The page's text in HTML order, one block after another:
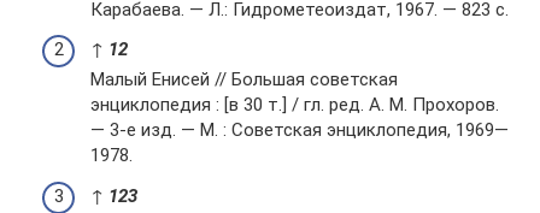
Карабаева. — Л.: Гидрометеоиздат, 1967. — 823 с.
↑ 12
Малый Енисей // Большая советская
энциклопедия : [в 30 т.] / гл. ред. А. М. Прохоров.
— 3-е изд. — М. : Советская энциклопедия, 1969—
1978.
↑ 123